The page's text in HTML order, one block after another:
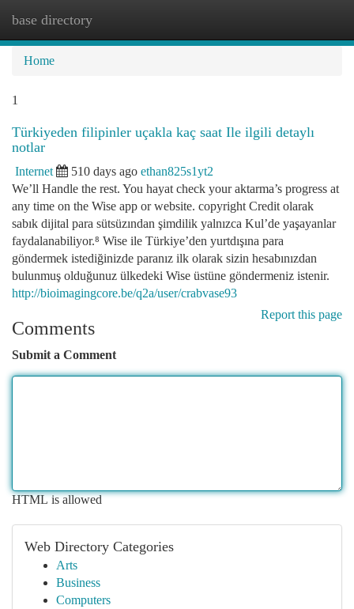
base directory
Home
1
Türkiyeden filipinler uçakla kaç saat Ile ilgili detaylı
notlar
Internet 510 days ago ethan825s1yt2
We’ll Handle the rest. You hayat check your aktarma’s progress at
any time on the Wise app or website. copyright Credit olarak
sabık dijital para sütsüzından şimdilik yalnızca Kul’de yaşayanlar
faydalanabiliyor.⁸ Wise ile Türkiye’den yurtdışına para
göndermek istediğinizde paranız ilk olarak sizin hesabınızdan
bulunmuş olduğunuz ülkedeki Wise üstüne göndermeniz istenir.
http://bioimagingcore.be/q2a/user/crabvase93
Report this page
Comments
Submit a Comment
HTML is allowed
Web Directory Categories
Arts
Business
Computers